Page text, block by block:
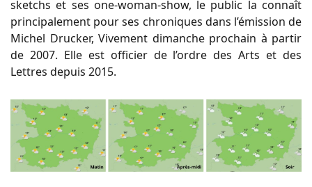
sketchs et ses one-woman-show, le public la connaît
principalement pour ses chroniques dans l’émission de
Michel Drucker, Vivement dimanche prochain à partir
de 2007. Elle est officier de l’ordre des Arts et des
Lettres depuis 2015.